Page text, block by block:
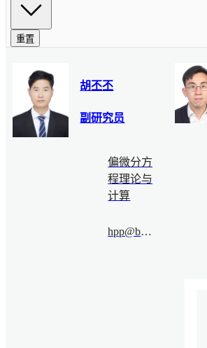
重置
胡丕丕
副研究员
偏微分方
程理论与
计算
hpp@bimsa.cn